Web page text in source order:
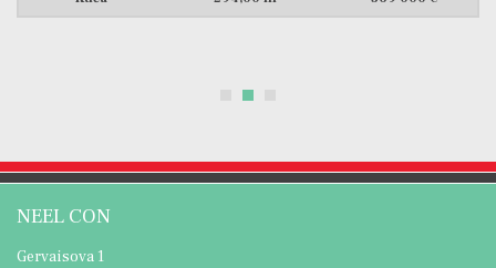
NEEL CON
Gervaisova 1